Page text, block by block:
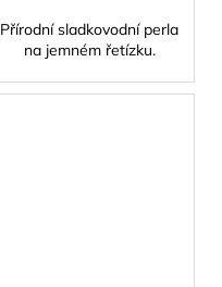
Přírodní sladkovodní perla
na jemném řetízku.